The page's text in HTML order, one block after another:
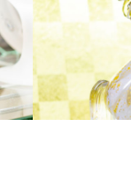
ガラス商品